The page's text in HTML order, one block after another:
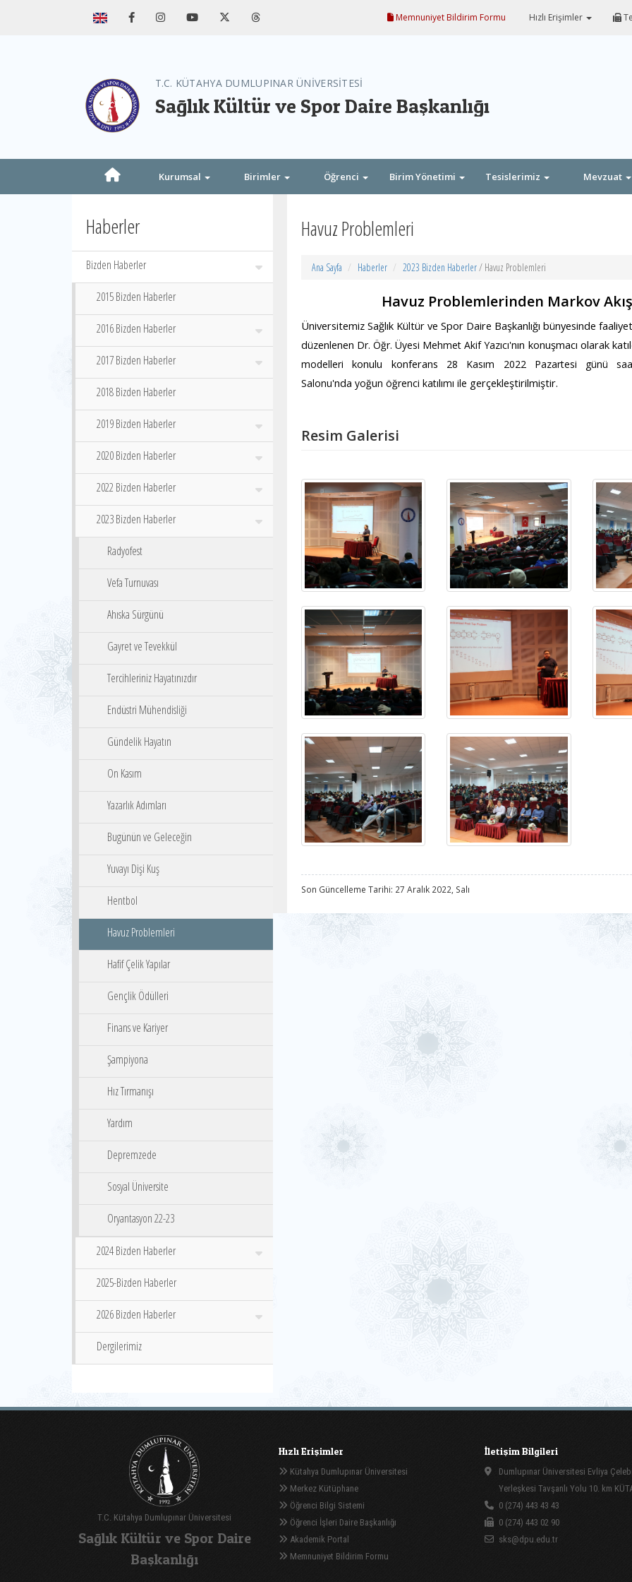
Memnuniyet Bildirim Formu Hızlı Erişimler
T.C. KÜTAHYA DUMLUPINAR ÜNİVERSİTESİ
Sağlık Kültür ve Spor Daire Başkanlığı
Kurumsal Birimler Öğrenci Birim Yönetimi Tesislerimiz Mevzuat
Haberler
Bizden Haberler
2015 Bizden Haberler
2016 Bizden Haberler
2017 Bizden Haberler
2018 Bizden Haberler
2019 Bizden Haberler
2020 Bizden Haberler
2022 Bizden Haberler
2023 Bizden Haberler
Radyofest
Vefa Turnuvası
Ahıska Sürgünü
Gayret ve Tevekkül
Tercihleriniz Hayatınızdır
Endüstri Mühendisliği
Gündelik Hayatın
On Kasım
Yazarlık Adımları
Bugünün ve Geleceğin
Yuvayı Dişi Kuş
Hentbol
Havuz Problemleri
Hafif Çelik Yapılar
Gençlik Ödülleri
Finans ve Kariyer
Şampiyona
Hız Tırmanışı
Yardım
Depremzede
Sosyal Üniversite
Oryantasyon 22-23
2024 Bizden Haberler
2025-Bizden Haberler
2026 Bizden Haberler
Dergilerimiz
Havuz Problemleri
Ana Sayfa Haberler 2023 Bizden Haberler/ Havuz Problemleri
Havuz Problemlerinden Markov
Üniversitemiz Sağlık Kültür ve Spor Daire Başkanlığı bünyesinde
düzenlenen Dr. Öğr. Üyesi Mehmet Akif Yazıcı'nın konuşmacı olarak
modelleri konulu konferans 28 Kasım 2022
Pazartesi günü
Salonu'nda yoğun öğrenci katılımı ile gerçekleştirilmiştir.
Resim Galerisi
Son Güncelleme Tarihi: 27 Aralık 2022, Salı
T.C. Kütahya Dumlupınar Üniversitesi
Sağlık Kültür ve Spor Daire
Başkanlığı
Hızlı Erişimler
Kütahya Dumlupınar Üniversitesi
Merkez Kütüphane
Öğrenci Bilgi Sistemi
Öğrenci İşleri Daire Başkanlığı
Akademik Portal
Memnuniyet Bildirim Formu
İletişim Bilgileri
Dumlupınar Üniversitesi Evliya
Yerleşkesi Tavşanlı Yolu 10. km
0 (274) 443 43 43
0 (274) 443 02 90
sks@dpu.edu.tr